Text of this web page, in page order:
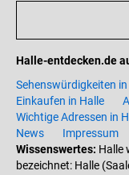
Halle-entdecken.de
Sehenswürdigkeiten
Einkaufen in Halle
Wichtige Adressen in
News
Impressum
Wissenswertes: Halle
bezeichnet: Halle